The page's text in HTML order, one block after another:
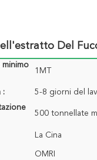
Del
1MT
: 5-8 giorni del
500 tonnellate
La Cina
OMRI